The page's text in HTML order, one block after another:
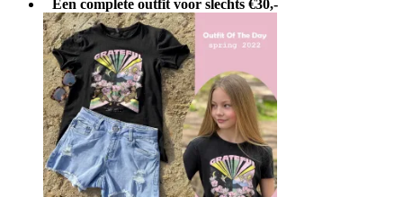
Een complete outfit voor slechts €30,-